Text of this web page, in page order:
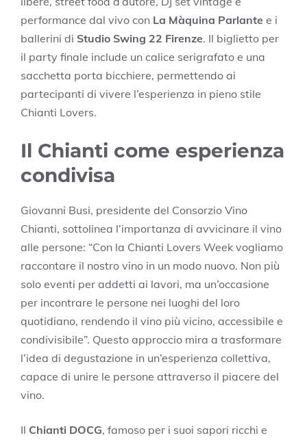
performance dal vivo con La Màquina Parlante e i
ballerini di Studio Swing 22 Firenze. Il biglietto per
il party finale include un calice serigrafato e una
sacchetta porta bicchiere, permettendo ai
partecipanti di vivere l’esperienza in pieno stile
Chianti Lovers.
Il Chianti come esperienza
condivisa
Giovanni Busi, presidente del Consorzio Vino
Chianti, sottolinea l’importanza di avvicinare il vino
alle persone: “Con la Chianti Lovers Week vogliamo
raccontare il nostro vino in un modo nuovo. Non più
solo eventi per addetti ai lavori, ma un’occasione
per incontrare le persone nei luoghi del loro
quotidiano, rendendo il vino più vicino, accessibile e
condivisibile”. Questo approccio mira a trasformare
l’idea di degustazione in un’esperienza collettiva,
capace di unire le persone attraverso il piacere del
vino.
Il Chianti DOCG, famoso per i suoi sapori ricchi e